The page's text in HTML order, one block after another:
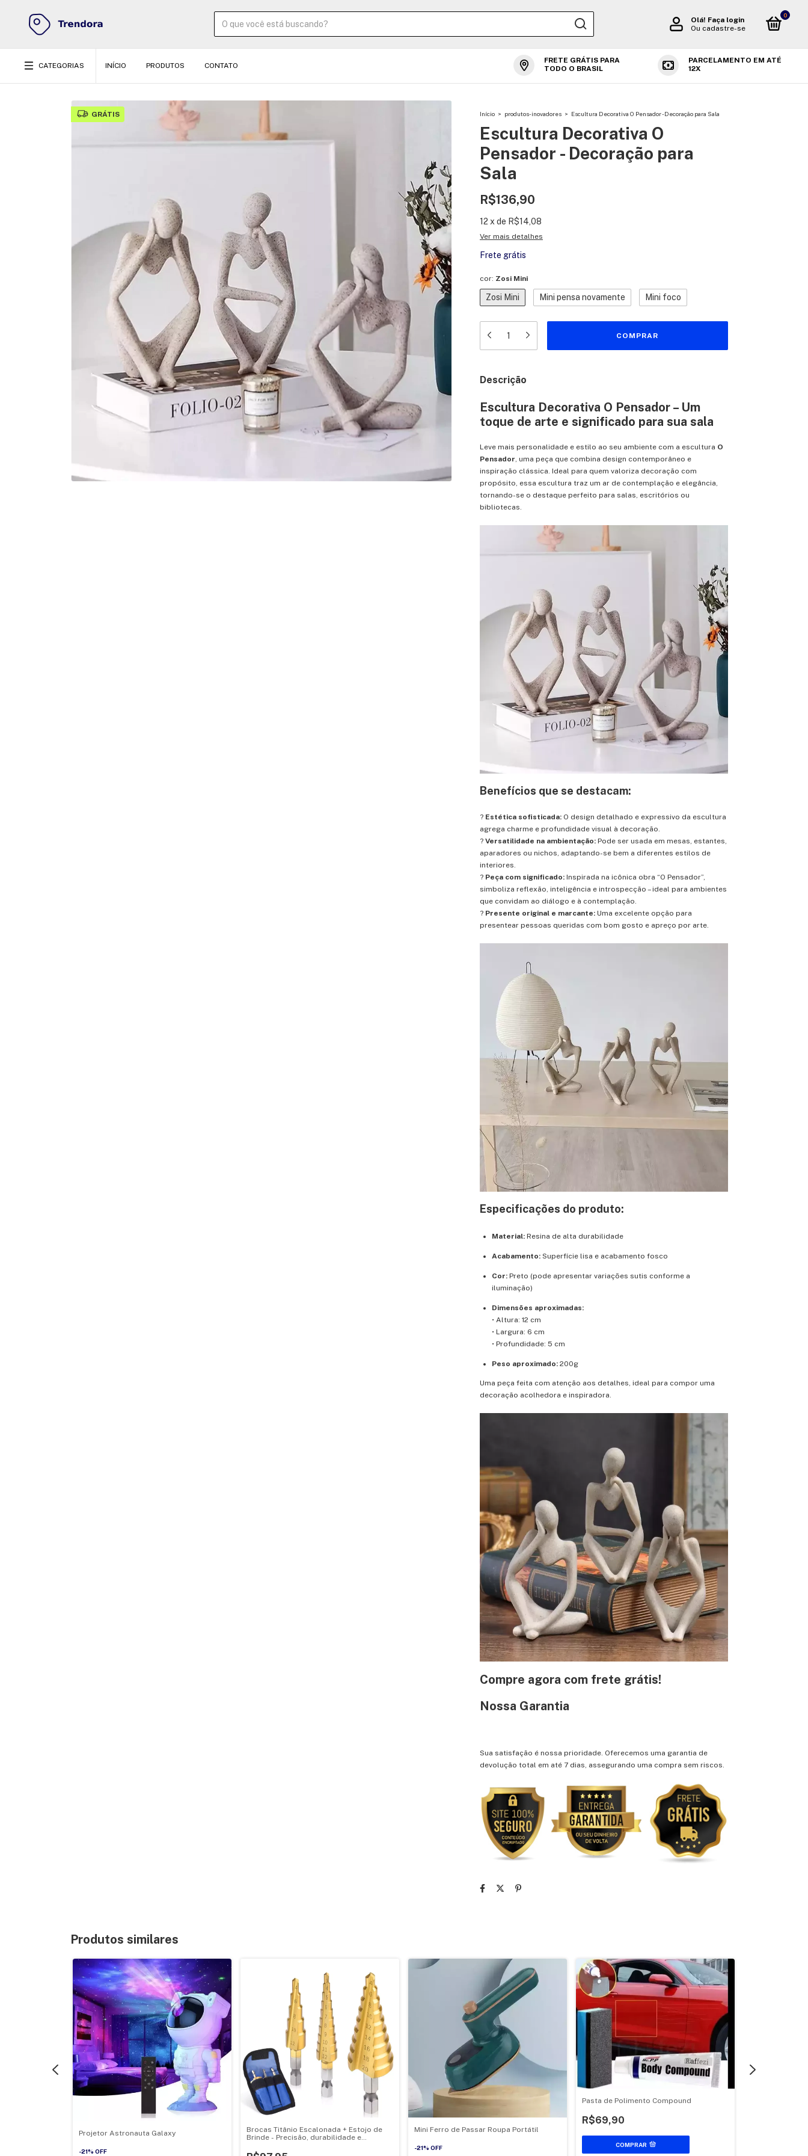
Olá! Faça login
Ou cadastre-se
0
CATEGORIAS INÍCIO PRODUTOS CONTATO
FRETE GRÁTIS PARA
TODO O BRASIL
PARCELAMENTO EM ATÉ
12X
GRÁTIS Início > produtos-inovadores > Escultura Decorativa O Pensador - Decoração para Sala
Escultura Decorativa O
Pensador - Decoração para
Sala
R$136,90
12 x de R$14,08
Ver mais detalhes
Frete grátis
cor: Zosi Mini
Zosi Mini Mini pensa novamente Mini foco
Descrição
Escultura Decorativa O Pensador – Um
toque de arte e significado para sua sala
Leve mais personalidade e estilo ao seu ambiente com a escultura O
Pensador , uma peça que combina design contemporâneo e
inspiração clássica. Ideal para quem valoriza decoração com
propósito, essa escultura traz um ar de contemplação e elegância,
tornando-se o destaque perfeito para salas, escritórios ou
bibliotecas.
Benefícios que se destacam:
? Estética sofisticada: O design detalhado e expressivo da escultura
agrega charme e profundidade visual à decoração.
? Versatilidade na ambientação: Pode ser usada em mesas, estantes,
aparadores ou nichos, adaptando-se bem a diferentes estilos de
interiores.
? Peça com significado: Inspirada na icônica obra “O Pensador”,
simboliza reflexão, inteligência e introspecção – ideal para ambientes
que convidam ao diálogo e à contemplação.
? Presente original e marcante: Uma excelente opção para
presentear pessoas queridas com bom gosto e apreço por arte.
Especificações do produto:
Material: Resina de alta durabilidade
Acabamento: Superfície lisa e acabamento fosco
Cor: Preto (pode apresentar variações sutis conforme a
iluminação)
Dimensões aproximadas:
• Altura: 12 cm
• Largura: 6 cm
• Profundidade: 5 cm
Peso aproximado: 200g
Uma peça feita com atenção aos detalhes, ideal para compor uma
decoração acolhedora e inspiradora.
Compre agora com frete grátis!
Nossa Garantia
Sua satisfação é nossa prioridade. Oferecemos uma garantia de
devolução total em até 7 dias, assegurando uma compra sem riscos.
Produtos similares
Projetor Astronauta Galaxy
-21% OFF
Brocas Titânio Escalonada + Estojo de
Brinde - Precisão, durabilidade e
Mini Ferro de Passar Roupa Portátil
-21% OFF
Pasta de Polimento Compound
R$69,90
COMPRAR